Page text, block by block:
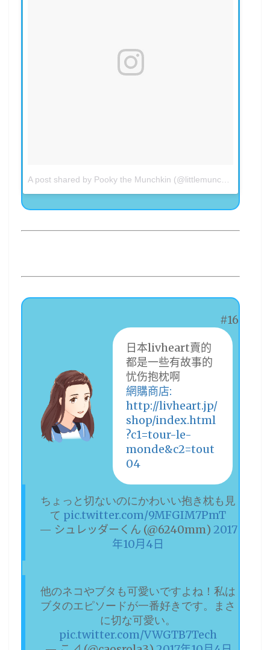
A post shared by Pooky the Munchkin (@littlemunchiepooky)
#16
日本livheart賣的
都是一些有故事的
忧伤抱枕啊
網購商店:
http://livheart.jp/
shop/index.html
?c1=tour-le-
monde&c2=tout
04
ちょっと切ないのにかわいい抱き枕も見
て pic.twitter.com/9MFGIM7PmT
— シュレッダーくん (@6240mm) 2017
年10月4日
他のネコやブタも可愛いですよね！私は
ブタのエピソードが一番好きです。まさ
に切な可愛い。
pic.twitter.com/VWGTB7Tech